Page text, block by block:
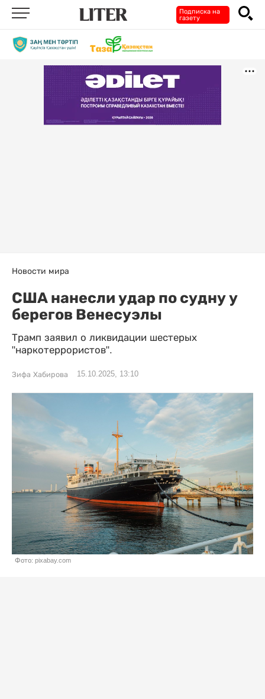
Подписка на
газету
Новости мира
США нанесли удар по судну у
берегов Венесуэлы
Трамп заявил о ликвидации шестерых
"наркотеррористов".
Зифа Хабирова 15.10.2025, 13:10
Фото: pixabay.com